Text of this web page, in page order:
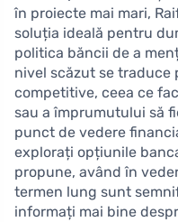
în proiecte mai mari,
soluția ideală pentru
politica băncii de a
nivel scăzut se traduce
competitive, ceea ce
sau a împrumutului să
punct de vedere
explorați opțiunile
propune, având în
termen lung sunt
informați mai bine